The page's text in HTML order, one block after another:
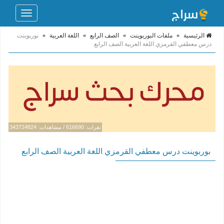
Toggle
الرئيسية » ملفات البوربوينت » الصف الرابع » اللغة العربية » بوربوينت
درس معطفي القرمزي اللغة العربية الصف الرابع
نقرات: 616690 / مشاهدات: 343724824
بوربوينت درس معطفي القرمزي اللغة العربية الصف الرابع